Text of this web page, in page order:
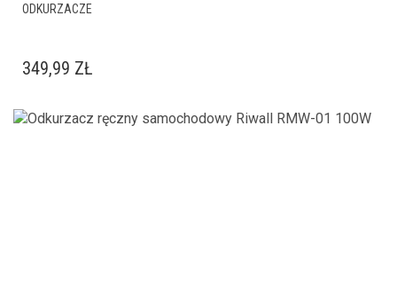
ODKURZACZE
349,99 ZŁ